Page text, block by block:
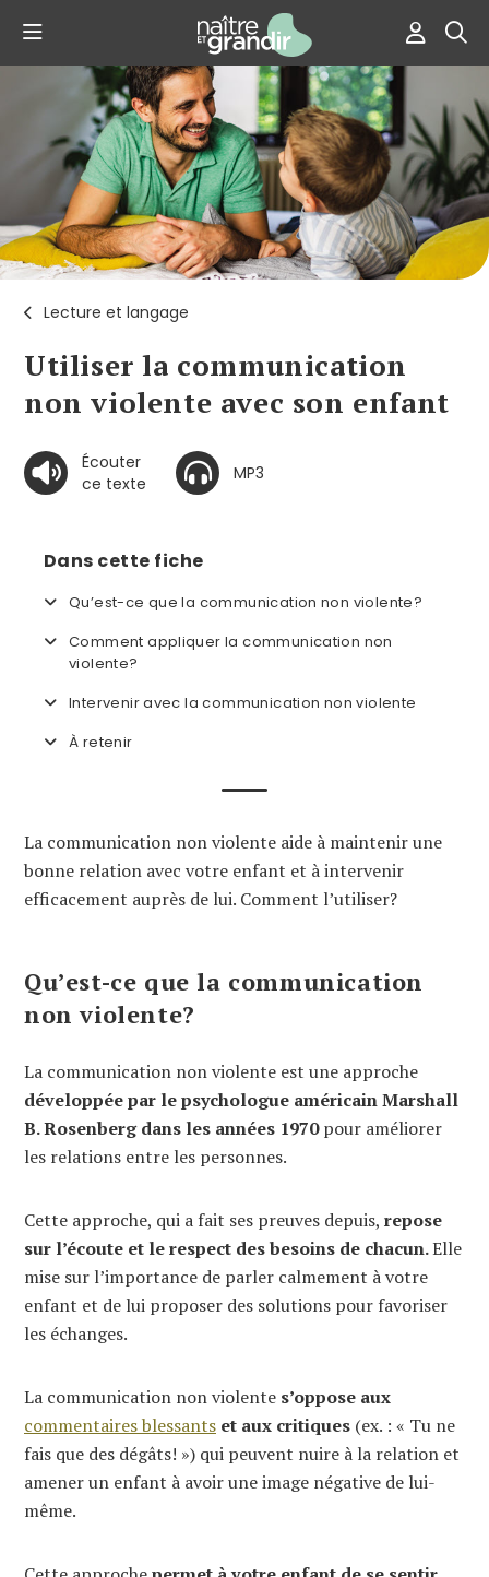
Lecture et langage
Utiliser la communication
non violente avec son enfant
Écouter
ce texte
MP3
Dans cette fiche
Qu’est-ce que la communication non violente?
Comment appliquer la communication non
violente?
Intervenir avec la communication non violente
À retenir
La communication non violente aide à maintenir une
bonne relation avec votre enfant et à intervenir
efficacement auprès de lui. Comment l’utiliser?
Qu’est-ce que la communication
non violente?
La communication non violente est une approche
développée par le psychologue américain Marshall
B. Rosenberg dans les années 1970pour améliorer
les relations entre les personnes.
Cette approche, qui a fait ses preuves depuis, repose
sur l’écoute et le respect des besoins de chacun.Elle
mise sur l’importance de parler calmement à votre
enfant et de lui proposer des solutions pour favoriser
les échanges.
La communication non violente s’oppose aux
commentaires blessants et aux critiques (ex. : « Tu ne
fais que des dégâts! ») qui peuvent nuire à la relation et
amener un enfant à avoir une image négative de lui-
même.